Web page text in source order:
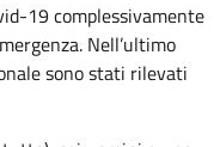
19 complessivamente
Nell’ultimo
sono stati rilevati